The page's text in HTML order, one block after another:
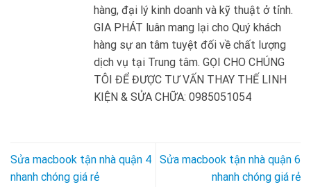
hàng, đại lý kinh doanh và kỹ thuật ở tỉnh.
GIA PHÁT luân mang lại cho Quý khách
hàng sự an tâm tuyệt đối về chất lượng
dịch vụ tại Trung tâm. GỌI CHO CHÚNG
TÔI ĐỂ ĐƯỢC TƯ VẤN THAY THẾ LINH
KIỆN & SỬA CHỮA: 0985051054
Sửa macbook tận nhà quận 4
nhanh chóng giá rẻ
Sửa macbook tận nhà quận 6
nhanh chóng giá rẻ